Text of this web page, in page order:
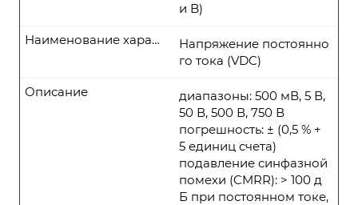
и B)
Напряжение постоянно
го тока (VDC)
Наименование характеристики
диапазоны: 500 мВ, 5 В,
50 В, 500 В, 750 В
погрешность: ± (0,5 % +
5 единиц счета)
подавление синфазной
помехи (CMRR): > 100 д
Б при постоянном токе,
Описание